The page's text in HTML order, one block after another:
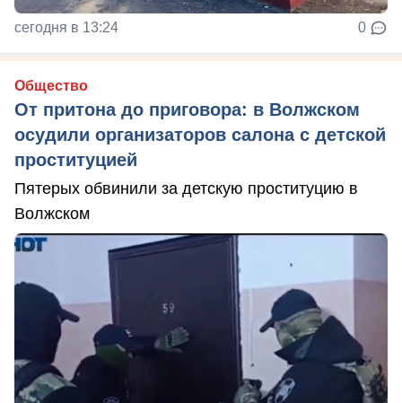
сегодня в 13:24 0
Общество
От притона до приговора: в Волжском
осудили организаторов салона с детской
проституцией
Пятерых обвинили за детскую проституцию в
Волжском